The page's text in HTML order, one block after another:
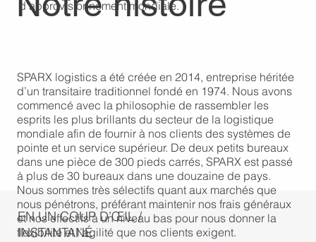
EN UN COUP D’ŒIL /
INSTANTANÉ
SPARX logistics a été créée en 2014, entreprise héritée
d’un transitaire traditionnel fondé en 1974. Nous avons
commencé avec la philosophie de rassembler les
esprits les plus brillants du secteur de la logistique
mondiale afin de fournir à nos clients des systèmes de
pointe et un service supérieur. De deux petits bureaux
dans une pièce de 300 pieds carrés, SPARX est passé
à plus de 30 bureaux dans une douzaine de pays.
Nous sommes très sélectifs quant aux marchés que
nous pénétrons, préférant maintenir nos frais généraux
et nos effectifs à un niveau bas pour nous donner la
flexibilité et l’agilité que nos clients exigent.
d’approvisionnement mondiale.